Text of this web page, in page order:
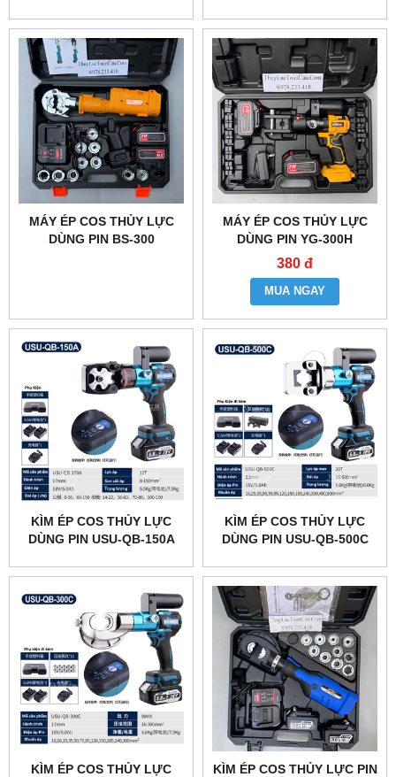
MÁY ÉP COS THỦY LỰC
DÙNG PIN BS-300
MÁY ÉP COS THỦY LỰC
DÙNG PIN YG-300H
380 đ
MUA NGAY
KÌM ÉP COS THỦY LỰC
DÙNG PIN USU-QB-150A
KÌM ÉP COS THỦY LỰC
DÙNG PIN USU-QB-500C
KÌM ÉP COS THỦY LỰC
KÌM ÉP COS THỦY LỰC PIN